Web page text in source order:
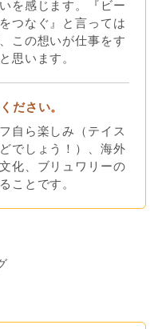
を感じます。『ビー
つなぐ』と言っては
この想いが仕事をす
思います。
ださい。
自ら楽しみ（テイス
でしょう！）、海外
化、ブリュワリーの
ことです。